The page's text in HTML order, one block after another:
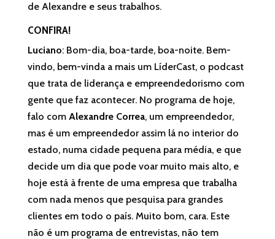
de Alexandre e seus trabalhos.
CONFIRA!
Luciano: Bom-dia, boa-tarde, boa-noite. Bem-
vindo, bem-vinda a mais um LíderCast, o podcast
que trata de liderança e empreendedorismo com
gente que faz acontecer. No programa de hoje,
falo com Alexandre Correa, um empreendedor,
mas é um empreendedor assim lá no interior do
estado, numa cidade pequena para média, e que
decide um dia que pode voar muito mais alto, e
hoje está à frente de uma empresa que trabalha
com nada menos que pesquisa para grandes
clientes em todo o país. Muito bom, cara. Este
não é um programa de entrevistas, não tem